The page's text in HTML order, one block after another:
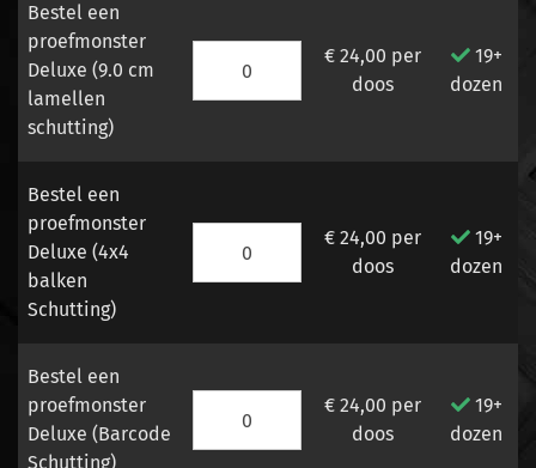
Bestel een
proefmonster
Deluxe (9.0 cm
lamellen
schutting)
€ 24,00 per
doos
19+
dozen
Bestel een
proefmonster
Deluxe (4x4
balken
Schutting)
€ 24,00 per
doos
19+
dozen
Bestel een
proefmonster
Deluxe (Barcode
Schutting)
€ 24,00 per
doos
19+
dozen